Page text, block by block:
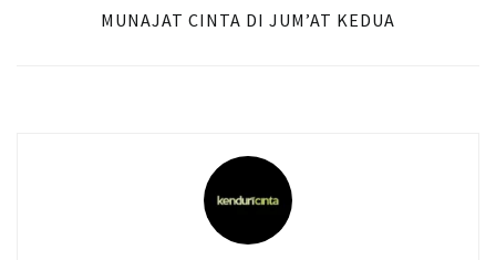
MUNAJAT CINTA DI JUM’AT KEDUA